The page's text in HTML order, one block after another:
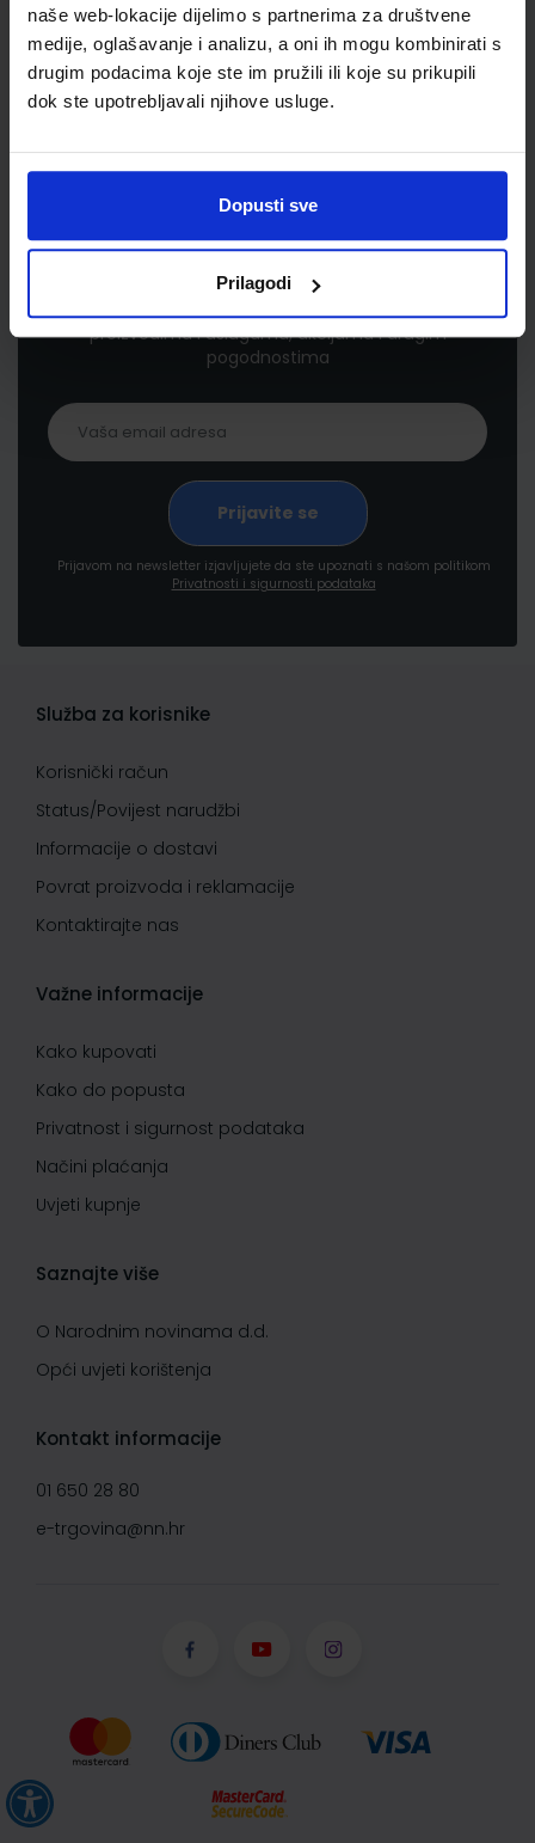
naše web-lokacije dijelimo s partnerima za društvene
medije, oglašavanje i analizu, a oni ih mogu kombinirati s
drugim podacima koje ste im pružili ili koje su prikupili
dok ste upotrebljavali njihove usluge.
Dopusti sve
Prilagodi
Newsletter prijava
Prijavite se kako bi primali informacije o novim
proizvodima i uslugama, akcijama i drugim
pogodnostima
Prijavom na newsletter izjavljujete da ste upoznati s našom politikom
Privatnosti i sigurnosti podataka
Služba za korisnike
Korisnički račun
Status/Povijest narudžbi
Informacije o dostavi
Povrat proizvoda i reklamacije
Kontaktirajte nas
Važne informacije
Kako kupovati
Kako do popusta
Privatnost i sigurnost podataka
Načini plaćanja
Uvjeti kupnje
Saznajte više
O Narodnim novinama d.d.
Opći uvjeti korištenja
Kontakt informacije
01 650 28 80
e-trgovina@nn.hr